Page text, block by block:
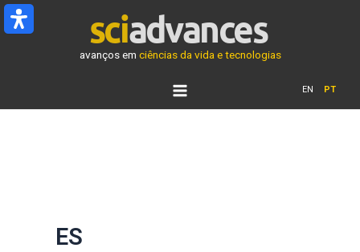
Ir
para
avanços em ciências da vida e tecnologias
EN PT
ES